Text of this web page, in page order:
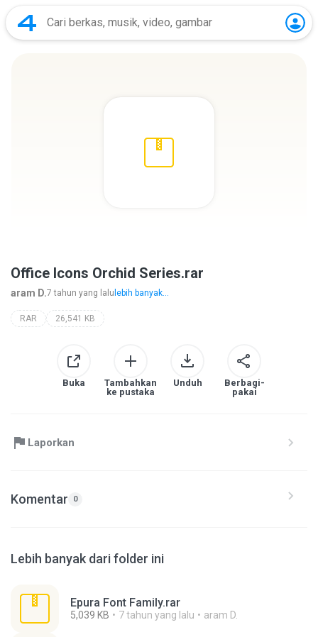
Office Icons Orchid Series.rar
aram D.7 tahun yang lalu lebih banyak...
RAR 26,541 KB
Buka
Tambahkan
ke pustaka
Unduh
Berbagi-
pakai
Laporkan
Komentar 0
Lebih banyak dari folder ini
Epura Font Family.rar
5,039 KB 7 tahun yang lalu aram D.